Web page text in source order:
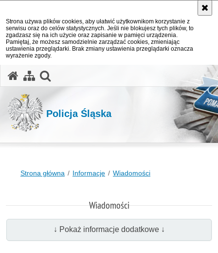
Strona używa plików cookies, aby ułatwić użytkownikom korzystanie z
serwisu oraz do celów statystycznych. Jeśli nie blokujesz tych plików, to
zgadzasz się na ich użycie oraz zapisanie w pamięci urządzenia.
Pamiętaj, że możesz samodzielnie zarządzać cookies, zmieniając
ustawienia przeglądarki. Brak zmiany ustawienia przeglądarki oznacza
wyrażenie zgody.
Policja Śląska
Strona główna Informacje Wiadomości
Wiadomości
↓ Pokaż informacje dodatkowe ↓